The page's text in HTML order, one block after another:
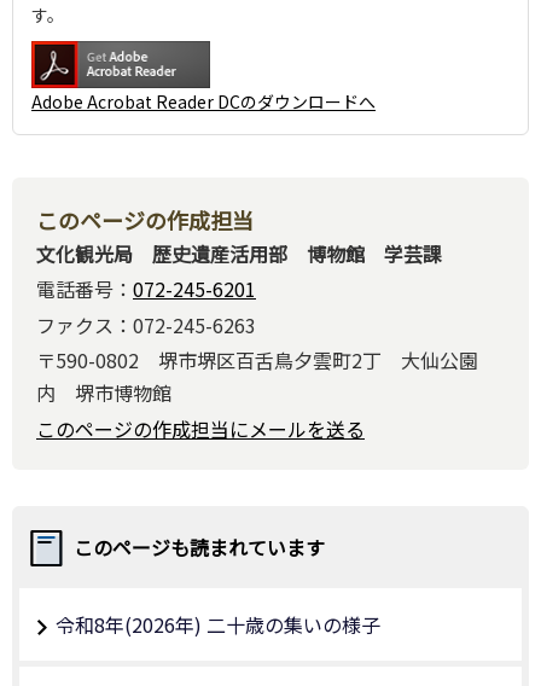
す。
Adobe Acrobat Reader DCのダウンロードへ
このページの作成担当
文化観光局 歴史遺産活用部 博物館 学芸課
電話番号： 072-245-6201
ファクス：072-245-6263
〒590-0802 堺市堺区百舌鳥夕雲町2丁 大仙公園
内 堺市博物館
このページの作成担当にメールを送る
このページも読まれています
令和8年(2026年) 二十歳の集いの様子